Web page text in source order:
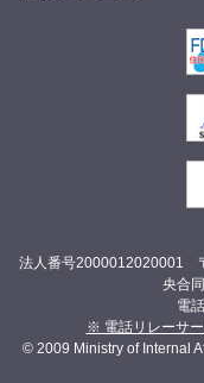
法人番号2000012020001
央合
電
※ 電話リレーサ
© 2009 Ministry of Internal